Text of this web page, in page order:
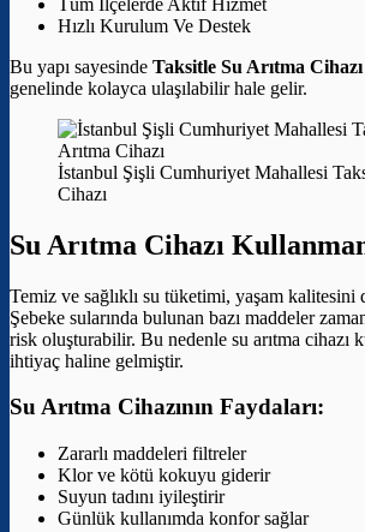
Hızlı Kurulum Ve Destek
Bu yapı sayesinde Taksitle Su Arıtma Cihazı
genelinde kolayca ulaşılabilir hale gelir.
İstanbul Şişli Cumhuriyet Mahallesi
Cihazı
Su Arıtma Cihazı
Temiz ve sağlıklı su tüketimi, yaşam kalitesini
Şebeke sularında bulunan bazı maddeler
risk oluşturabilir. Bu nedenle su arıtma cihazı
ihtiyaç haline gelmiştir.
Su Arıtma Cihazının Faydaları:
Zararlı maddeleri filtreler
Klor ve kötü kokuyu giderir
Suyun tadını iyileştirir
Günlük kullanımda konfor sağlar